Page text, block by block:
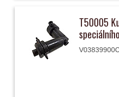
T50005